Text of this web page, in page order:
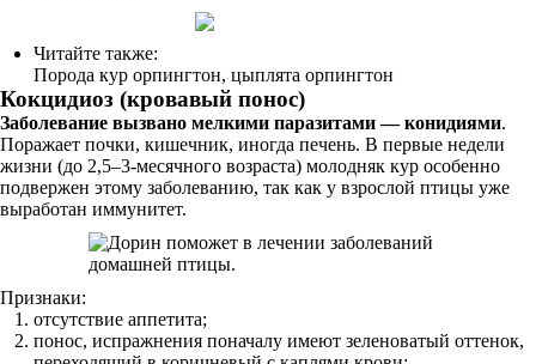
Читайте также:
Порода кур орпингтон, цыплята орпингтон
Кокцидиоз (кровавый понос)
Заболевание вызвано мелкими паразитами — конидиями.
Поражает почки, кишечник, иногда печень. В первые недели
жизни (до 2,5–3-месячного возраста) молодняк кур особенно
подвержен этому заболеванию, так как у взрослой птицы уже
выработан иммунитет.
Признаки:
отсутствие аппетита;
понос, испражнения поначалу имеют зеленоватый оттенок,